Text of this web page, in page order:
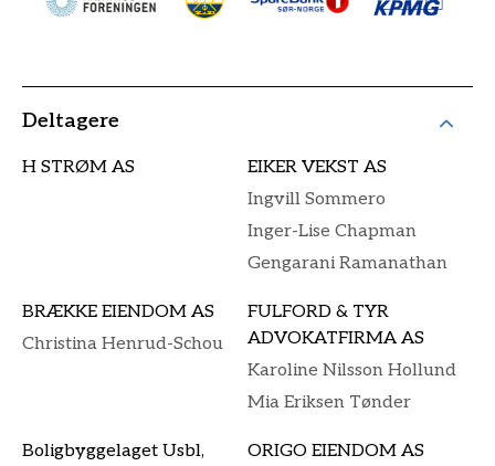
Deltagere
H STRØM AS
EIKER VEKST AS
Ingvill Sommero
Inger-Lise Chapman
Gengarani Ramanathan
BRÆKKE EIENDOM AS
Christina Henrud-Schou
FULFORD & TYR
ADVOKATFIRMA AS
Karoline Nilsson Hollund
Mia Eriksen Tønder
Boligbyggelaget Usbl,
ORIGO EIENDOM AS